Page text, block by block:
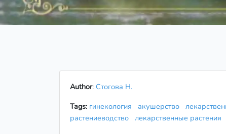
Author: Стогова Н.
Tags: гинекология акушерство
растениеводство лекарственные растения